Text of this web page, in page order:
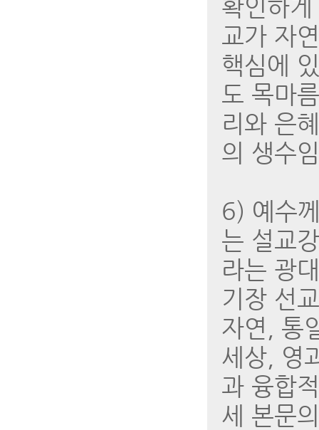
확인하
교가 자
핵심에
도 목마
리와 은
의 생수
6) 예수
는 설교
라는 광
기장 선
자연, 통
세상, 영
과 융합
세 본문